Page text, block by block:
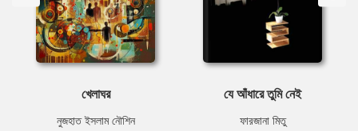
খেলাঘর
নুজহাত ইসলাম নৌশিন
যে আঁধারে তুমি নেই
ফারজানা মিতু